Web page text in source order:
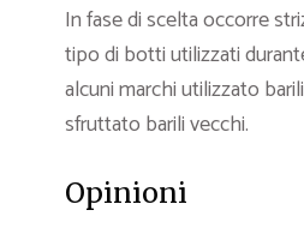
In fase di scelta occorre
tipo di botti utilizzati
alcuni marchi utilizzato
sfruttato barili vecchi.
Opinioni